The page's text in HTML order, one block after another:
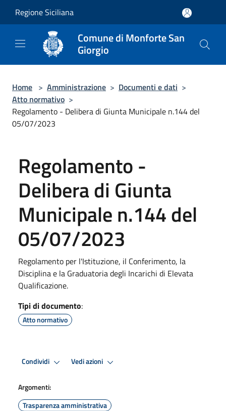
Regione Siciliana
Comune di Monforte San
Giorgio
Home > Amministrazione > Documenti e dati >
Atto normativo >
Regolamento - Delibera di Giunta Municipale n.144 del
05/07/2023
Regolamento -
Delibera di Giunta
Municipale n.144 del
05/07/2023
Regolamento per l'Istituzione, il Conferimento, la
Disciplina e la Graduatoria degli Incarichi di Elevata
Qualificazione.
Tipi di documento:
Atto normativo
Condividi Vedi azioni
Argomenti:
Trasparenza amministrativa